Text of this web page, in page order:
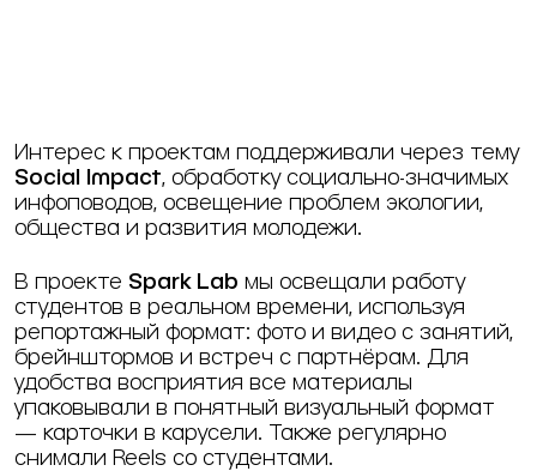
Интерес к проектам поддерживали через тему
Social Impact , обработку социально-значимых
инфоповодов, освещение проблем экологии,
общества и развития молодежи.
В проекте Spark Lab мы освещали работу
студентов в реальном времени, используя
репортажный формат: фото и видео с занятий,
брейнштормов и встреч с партнёрам. Для
удобства восприятия все материалы
упаковывали в понятный визуальный формат
— карточки в карусели. Также регулярно
снимали Reels со студентами.